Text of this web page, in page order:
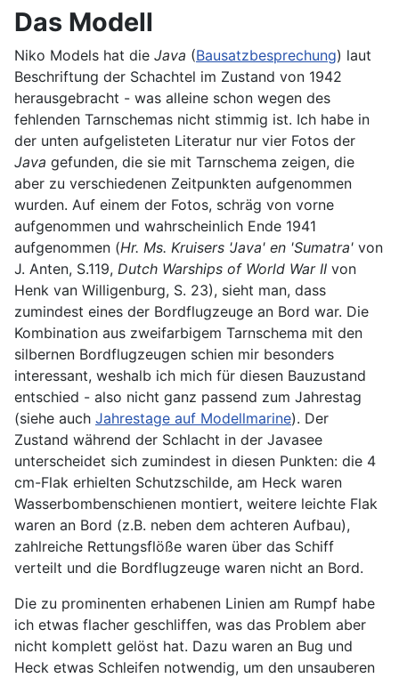
Das Modell
Niko Models hat die Java (Bausatzbesprechung) laut
Beschriftung der Schachtel im Zustand von 1942
herausgebracht - was alleine schon wegen des
fehlenden Tarnschemas nicht stimmig ist. Ich habe in
der unten aufgelisteten Literatur nur vier Fotos der
Java gefunden, die sie mit Tarnschema zeigen, die
aber zu verschiedenen Zeitpunkten aufgenommen
wurden. Auf einem der Fotos, schräg von vorne
aufgenommen und wahrscheinlich Ende 1941
aufgenommen (Hr. Ms. Kruisers 'Java' en 'Sumatra' von
J. Anten, S.119, Dutch Warships of World War II von
Henk van Willigenburg, S. 23), sieht man, dass
zumindest eines der Bordflugzeuge an Bord war. Die
Kombination aus zweifarbigem Tarnschema mit den
silbernen Bordflugzeugen schien mir besonders
interessant, weshalb ich mich für diesen Bauzustand
entschied - also nicht ganz passend zum Jahrestag
(siehe auch Jahrestage auf Modellmarine). Der
Zustand während der Schlacht in der Javasee
unterscheidet sich zumindest in diesen Punkten: die 4
cm-Flak erhielten Schutzschilde, am Heck waren
Wasserbombenschienen montiert, weitere leichte Flak
waren an Bord (z.B. neben dem achteren Aufbau),
zahlreiche Rettungsflöße waren über das Schiff
verteilt und die Bordflugzeuge waren nicht an Bord.
Die zu prominenten erhabenen Linien am Rumpf habe
ich etwas flacher geschliffen, was das Problem aber
nicht komplett gelöst hat. Dazu waren an Bug und
Heck etwas Schleifen notwendig, um den unsauberen